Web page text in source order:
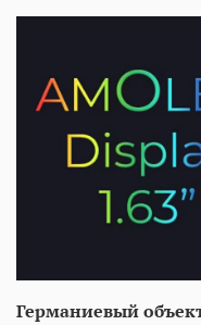
Германиевый